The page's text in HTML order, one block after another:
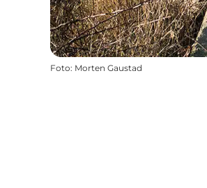
Foto: Morten Gaustad